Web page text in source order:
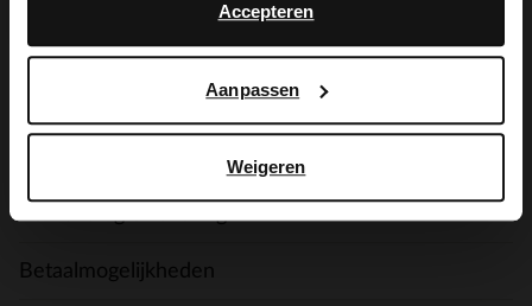
Accepteren
Aanpassen
Weigeren
Betaalmogelijkheden